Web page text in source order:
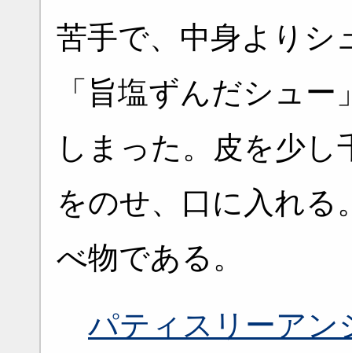
苦手で、中身よりシ
「旨塩ずんだシュ
しまった。皮を少
をのせ、口に入れる
べ物である。
パティスリーアン